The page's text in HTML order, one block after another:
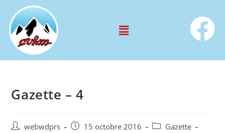
Gazette – 4
webwdprs 15 octobre 2016
Gazette